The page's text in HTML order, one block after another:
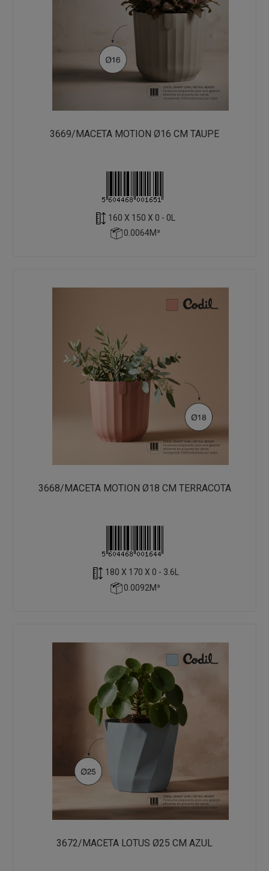
3669/MACETA MOTION Ø16 CM TAUPE
160 X 150 X 0 - 0L
0.0064M³
3668/MACETA MOTION Ø18 CM TERRACOTA
180 X 170 X 0 - 3.6L
0.0092M³
3672/MACETA LOTUS Ø25 CM AZUL